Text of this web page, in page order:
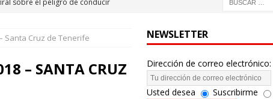
sobre el peligro de conducir
Temporada 2018
NOTICIAS
2018
NOTICIAS
Santa Cruz de Tenerife
– SANTA CRUZ
NEWSLETTER
Dirección de correo electrónico:
Usted desea Suscribirme